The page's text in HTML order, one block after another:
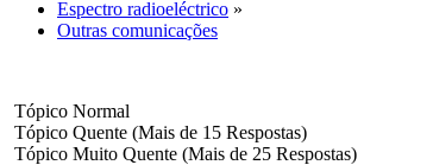
Espectro radioeléctrico »
Outras comunicações
Tópico Normal
Tópico Quente (Mais de 15 Respostas)
Tópico Muito Quente (Mais de 25 Respostas)